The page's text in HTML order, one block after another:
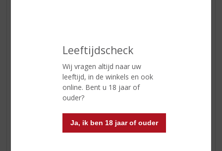
Leeftijdscheck
Wij vragen altijd naar uw
leeftijd, in de winkels en ook
online. Bent u 18 jaar of
ouder?
Ja, ik ben 18 jaar of ouder
Zacht en elegant bouquet
Tonen van vanille en kruiden
Ideaal om zo te genieten of
Reviews